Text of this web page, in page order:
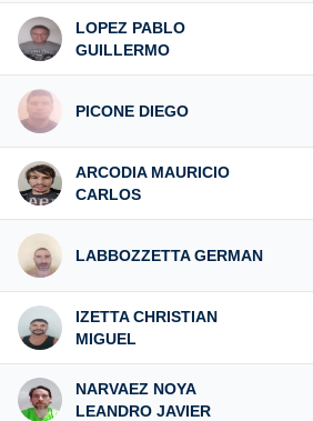
LOPEZ PABLO
GUILLERMO
PICONE DIEGO
ARCODIA MAURICIO
CARLOS
LABBOZZETTA GERMAN
IZETTA CHRISTIAN
MIGUEL
NARVAEZ NOYA
LEANDRO JAVIER